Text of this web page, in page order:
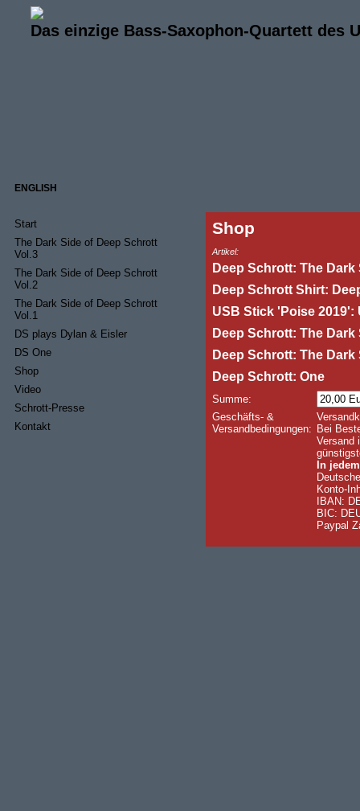
Das einzige Bass-Saxophon-Quartett des
ENGLISH
Start
The Dark Side of Deep Schrott
Vol.3
The Dark Side of Deep Schrott
Vol.2
The Dark Side of Deep Schrott
Vol.1
DS plays Dylan & Eisler
DS One
Shop
Video
Schrott-Presse
Kontakt
Shop
Artikel:
Deep Schrott: The
Deep Schrott Shirt:
USB Stick 'Poise 2019':
Deep Schrott: The
Deep Schrott: The
Deep Schrott: One
Summe:
Geschäfts- &
Versandbedingungen: Bei
Versand
In
Konto-
IBAN:
BIC:
Paypal